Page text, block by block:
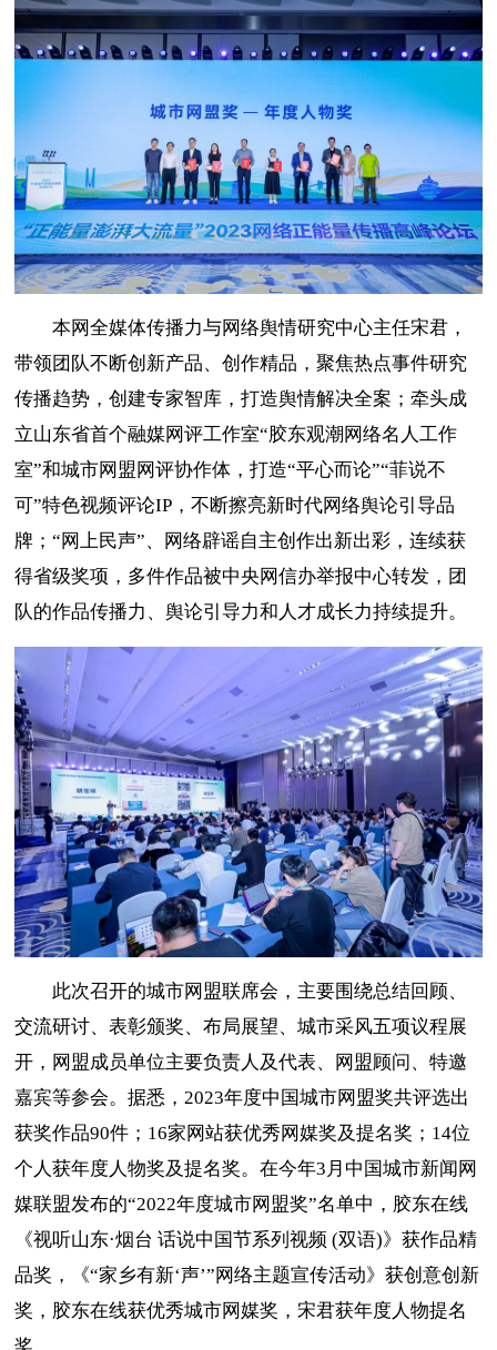
本网全媒体传播力与网络舆情研究中心主任宋君，
带领团队不断创新产品、创作精品，聚焦热点事件研究
传播趋势，创建专家智库，打造舆情解决全案；牵头成
立山东省首个融媒网评工作室“胶东观潮网络名人工作
室”和城市网盟网评协作体，打造“平心而论”“菲说不
可”特色视频评论IP，不断擦亮新时代网络舆论引导品
牌；“网上民声”、网络辟谣自主创作出新出彩，连续获
得省级奖项，多件作品被中央网信办举报中心转发，团
队的作品传播力、舆论引导力和人才成长力持续提升。
此次召开的城市网盟联席会，主要围绕总结回顾、
交流研讨、表彰颁奖、布局展望、城市采风五项议程展
开，网盟成员单位主要负责人及代表、网盟顾问、特邀
嘉宾等参会。据悉，2023年度中国城市网盟奖共评选出
获奖作品90件；16家网站获优秀网媒奖及提名奖；14位
个人获年度人物奖及提名奖。在今年3月中国城市新闻网
媒联盟发布的“2022年度城市网盟奖”名单中，胶东在线
《视听山东·烟台 话说中国节系列视频 (双语)》获作品精
品奖，《“家乡有新‘声’”网络主题宣传活动》获创意创新
奖，胶东在线获优秀城市网媒奖，宋君获年度人物提名